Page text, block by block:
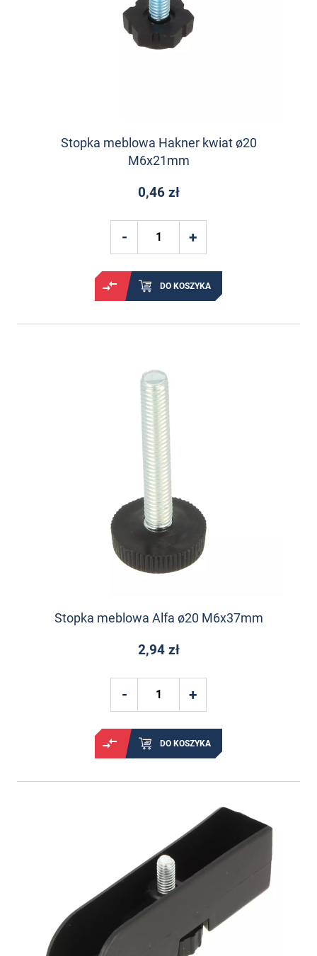
Stopka meblowa Hakner kwiat ø20
M6x21mm
0,46 zł
DO KOSZYKA
Stopka meblowa Alfa ø20 M6x37mm
2,94 zł
DO KOSZYKA